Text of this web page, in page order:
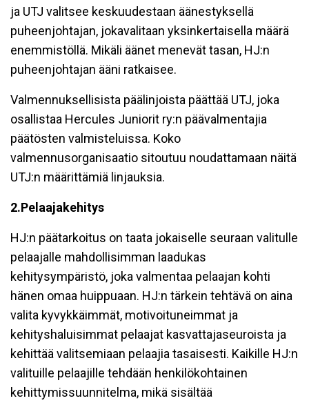
ja UTJ valitsee keskuudestaan äänestyksellä
puheenjohtajan, jokavalitaan yksinkertaisella määrä
enemmistöllä. Mikäli äänet menevät tasan, HJ:n
puheenjohtajan ääni ratkaisee.
Valmennuksellisista päälinjoista päättää UTJ, joka
osallistaa Hercules Juniorit ry:n päävalmentajia
päätösten valmisteluissa. Koko
valmennusorganisaatio sitoutuu noudattamaan näitä
UTJ:n määrittämiä linjauksia.
2.Pelaajakehitys
HJ:n päätarkoitus on taata jokaiselle seuraan valitulle
pelaajalle mahdollisimman laadukas
kehitysympäristö, joka valmentaa pelaajan kohti
hänen omaa huippuaan. HJ:n tärkein tehtävä on aina
valita kyvykkäimmät, motivoituneimmat ja
kehityshaluisimmat pelaajat kasvattajaseuroista ja
kehittää valitsemiaan pelaajia tasaisesti. Kaikille HJ:n
valituille pelaajille tehdään henkilökohtainen
kehittymissuunnitelma, mikä sisältää